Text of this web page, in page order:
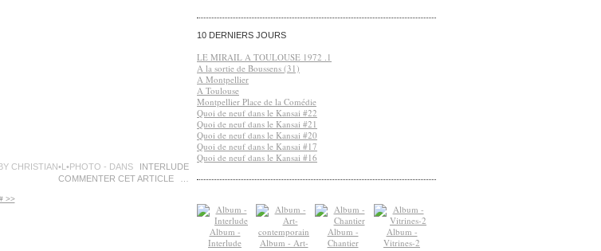
CHRISTIAN•L•PHOTO - DANS
INTERLUDE
COMMENTER CET ARTICLE
>>
10 DERNIERS JOURS
LE MIRAIL A TOULOUSE 1972 .1
A la sortie de Boussens (31)
A Montpellier
A Toulouse
Montpellier Place de la Comédie
Quoi de neuf dans le Kansai #22
Quoi de neuf dans le Kansai #21
Quoi de neuf dans le Kansai #20
Quoi de neuf dans le Kansai #17
Quoi de neuf dans le Kansai #16
Album -
Interlude
Album - Art-
Album -
Chantier
Album -
Vitrines-2